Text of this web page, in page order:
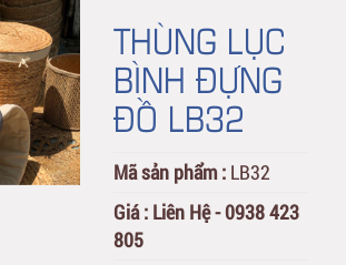
THÙNG LỤC
BÌNH ĐỰNG
ĐỒ LB32
Mã sản phẩm : LB32
Giá : Liên Hệ - 0938 423
805